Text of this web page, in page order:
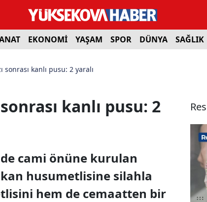
EKONOMİ YAŞAM SPOR DÜNYA SAĞLIK
sonrası kanlı pusu: 2 yaralı
kanlı pusu: 2
cami önüne kurulan
husumetlisine silahla
hem de cemaatten bir